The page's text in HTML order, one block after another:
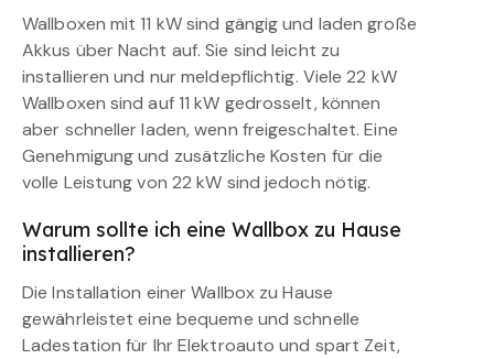
Wallboxen mit 11 kW sind gängig und laden große
Akkus über Nacht auf. Sie sind leicht zu
installieren und nur meldepflichtig. Viele 22 kW
Wallboxen sind auf 11 kW gedrosselt, können
aber schneller laden, wenn freigeschaltet. Eine
Genehmigung und zusätzliche Kosten für die
volle Leistung von 22 kW sind jedoch nötig.
Warum sollte ich eine Wallbox zu Hause
installieren?
Die Installation einer Wallbox zu Hause
gewährleistet eine bequeme und schnelle
Ladestation für Ihr Elektroauto und spart Zeit,